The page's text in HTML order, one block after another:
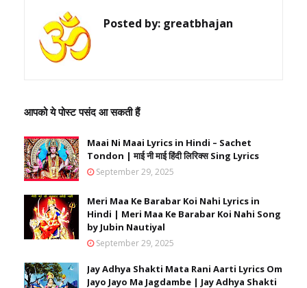
Posted by: greatbhajan
आपको ये पोस्ट पसंद आ सकती हैं
Maai Ni Maai Lyrics in Hindi – Sachet
Tondon | माई नी माई हिंदी लिरिक्स Sing Lyrics
September 29, 2025
Meri Maa Ke Barabar Koi Nahi Lyrics in
Hindi | Meri Maa Ke Barabar Koi Nahi Song
by Jubin Nautiyal
September 29, 2025
Jay Adhya Shakti Mata Rani Aarti Lyrics Om
Jayo Jayo Ma Jagdambe | Jay Adhya Shakti